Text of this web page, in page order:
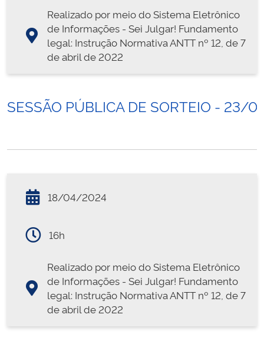
Realizado por meio do Sistema Eletrônico
de Informações - Sei Julgar! Fundamento
legal: Instrução Normativa ANTT nº 12, de 7
de abril de 2022
SESSÃO PÚBLICA DE SORTEIO - 23/
18/04/2024
16h
Realizado por meio do Sistema Eletrônico
de Informações - Sei Julgar! Fundamento
legal: Instrução Normativa ANTT nº 12, de 7
de abril de 2022